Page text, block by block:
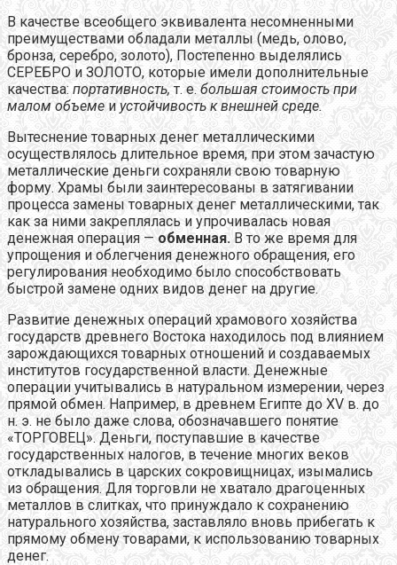
В качестве всеобщего эквивалента несомненными
преимуществами обладали металлы (медь, олово,
бронза, серебро, золото), Постепенно выделялись
СЕРЕБРО и ЗОЛОТО, которые имели дополнительные
качества: портативность, т. е. большая стоимость при
малом объеме и устойчивость к внешней среде.
Вытеснение товарных денег металлическими
осуществлялось длительное время, при этом зачастую
металлические деньги сохраняли свою товарную
форму. Храмы были заинтересованы в затягивании
процесса замены товарных денег металлическими, так
как за ними закреплялась и упрочивалась новая
денежная операция — обменная. В то же время для
упрощения и облегчения денежного обращения, его
регулирования необходимо было способствовать
быстрой замене одних видов денег на другие.
Развитие денежных операций храмового хозяйства
государств древнего Востока находилось под влиянием
зарождающихся товарных отношений и создаваемых
институтов государственной власти. Денежные
операции учитывались в натуральном измерении, через
прямой обмен. Например, в древнем Египте до XV в. до
н. э. не было даже слова, обозначавшего понятие
«ТОРГОВЕЦ». Деньги, поступавшие в качестве
государственных налогов, в течение многих веков
откладывались в царских сокровищницах, изымались
из обращения. Для торговли не хватало драгоценных
металлов в слитках, что принуждало к сохранению
натурального хозяйства, заставляло вновь прибегать к
прямому обмену товарами, к использованию товарных
денег.